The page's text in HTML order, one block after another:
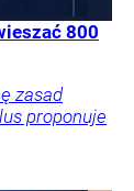
800
zasad
proponuje